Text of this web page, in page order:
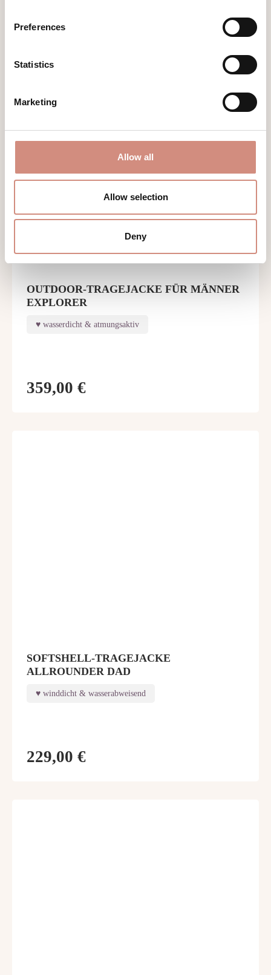
Preferences
Statistics
Marketing
Allow all
Allow selection
Deny
359,00 €
OUTDOOR-TRAGEJACKE FÜR MÄNNER
EXPLORER
wasserdicht & atmungsaktiv
359,00 €
SOFTSHELL-TRAGEJACKE
ALLROUNDER DAD
winddicht & wasserabweisend
229,00 €